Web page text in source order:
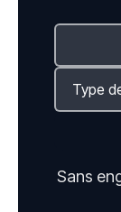
Sans